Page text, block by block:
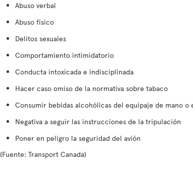
Abuso verbal
Abuso físico
Delitos sexuales
Comportamiento intimidatorio
Conducta intoxicada e indisciplinada
Hacer caso omiso de la normativa sobre tabaco
Consumir bebidas alcohólicas del equipaje de mano
Negativa a seguir las instrucciones de la tripulación
Poner en peligro la seguridad del avión
(Fuente: Transport Canada)